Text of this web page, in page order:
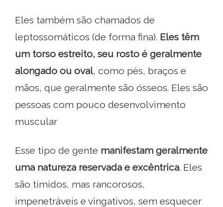
Eles também são chamados de
leptossomáticos (de forma fina). Eles têm
um torso estreito, seu rosto é geralmente
alongado ou oval, como pés, braços e
mãos, que geralmente são ósseos. Eles são
pessoas com pouco desenvolvimento
muscular
Esse tipo de gente manifestam geralmente
uma natureza reservada e excêntrica. Eles
são tímidos, mas rancorosos,
impenetráveis ​​e vingativos, sem esquecer